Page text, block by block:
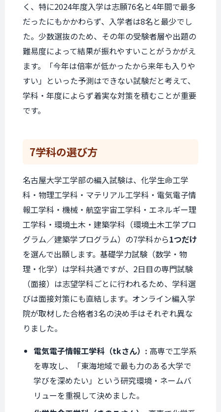
く、特に2024年度入学は志願76名と4年間で最多
だったにもかかわらず、入学者は8名と最少でし
た。少数選抜のため、その年の受験者層や出題の
難易度によって結果が振れやすいことがうかがえ
ます。「今年は倍率が低かったから来年も入りや
すい」といった予測はできない試験だと考えて、
学科・年度によらず着実な対策を積むことが重要
です。
7学科の選び方
名古屋大学工学部の編入試験は、化学生命工学
科・物理工学科・マテリアル工学科・電気電子情
報工学科・機械・航空宇宙工学科・エネルギー理
工学科・環境土木・建築学科（環境土木工学プロ
グラム／建築学プログラム）の7学科から1つだけ
を選んで出願します。基礎学力試験（数学・物
理・化学）は学科共通ですが、2日目の専門試験
（面接）は志望学科ごとに行われるため、学科選
びは面接対策にも直結します。オンライン編入学
院が取材した合格者3名の決め手はそれぞれ異な
りました。
電気電子情報工学科（tkさん）: 高専で工学系
を専攻し、「東海地域で最も力のある大学で
学びを深めたい」という研究環境・ネームバ
リューを重視して決めました。